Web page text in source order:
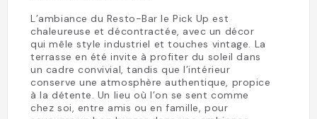
L’ambiance du Resto-Bar le Pick Up est
chaleureuse et décontractée, avec un décor
qui mêle style industriel et touches vintage. La
terrasse en été invite à profiter du soleil dans
un cadre convivial, tandis que l’intérieur
conserve une atmosphère authentique, propice
à la détente. Un lieu où l’on se sent comme
chez soi, entre amis ou en famille, pour